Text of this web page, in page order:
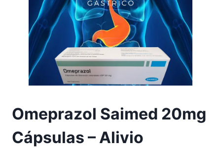
Omeprazol Saimed 20mg
Cápsulas – Alivio